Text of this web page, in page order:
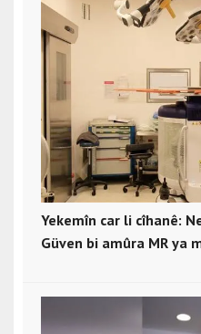
Yekemîn car li cîhanê:
Güven bi amûra MR ya